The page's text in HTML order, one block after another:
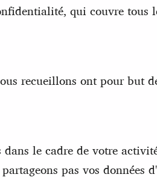
qui couvre tous
recueillons ont pour but
le cadre de votre
pas vos données